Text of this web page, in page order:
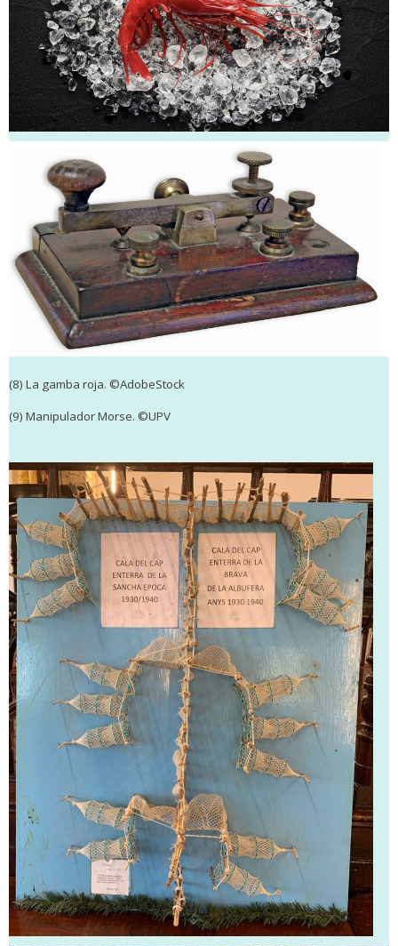
(8) La gamba roja. ©AdobeStock
(9) Manipulador Morse. ©UPV